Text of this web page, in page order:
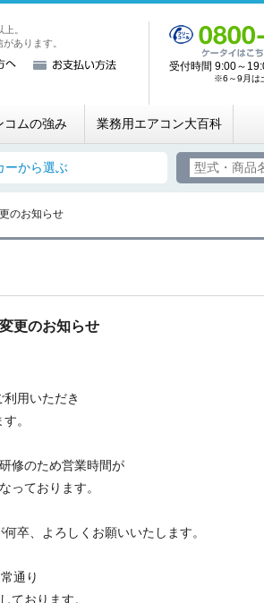
・店舗用エアコン専門店 エアコンコム
。
あります。
受付時間 9:00～
※6～9月は
コムの強み 業務用エアコン大百科
ーから選ぶ
のお知らせ
更のお知らせ
用いただき
。
修のため営業時間が
ております。
卒、よろしくお願いいたします。
通り
おります。
機器お見積り依頼